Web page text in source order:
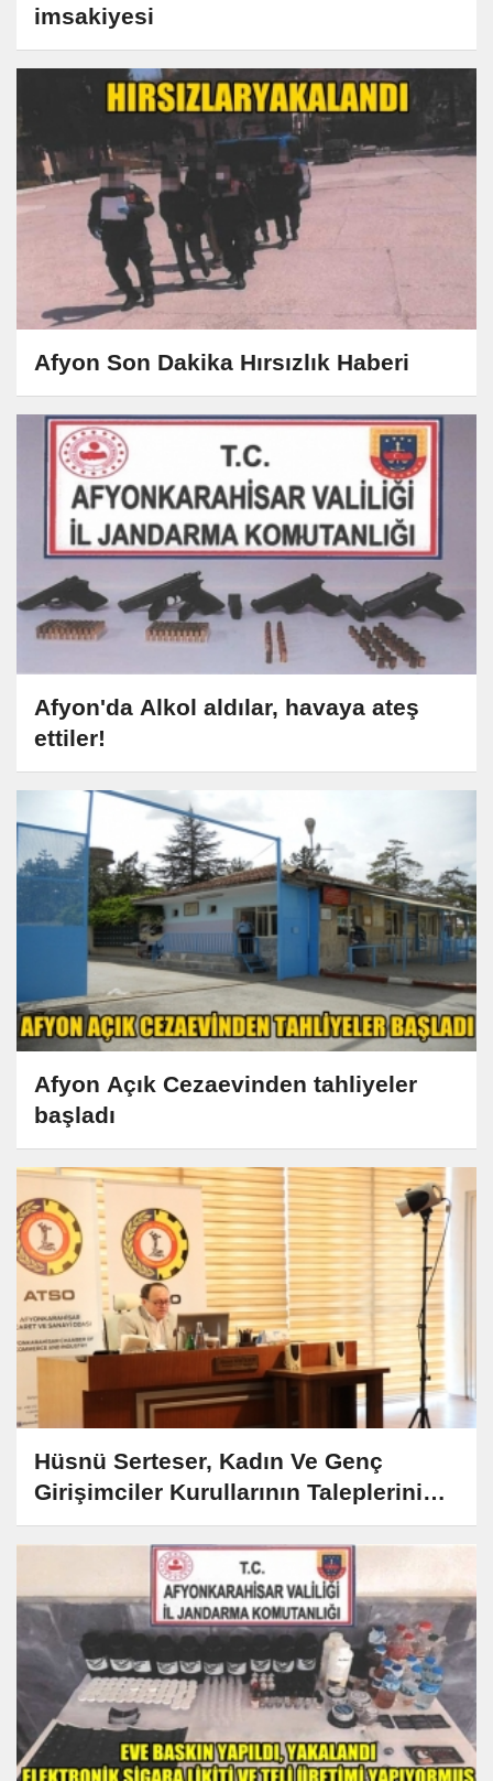
imsakiyesi
Afyon Son Dakika Hırsızlık Haberi
Afyon'da Alkol aldılar, havaya ateş
ettiler!
Afyon Açık Cezaevinden tahliyeler
başladı
Hüsnü Serteser, Kadın Ve Genç
Girişimciler Kurullarının Taleplerini
Dinledi